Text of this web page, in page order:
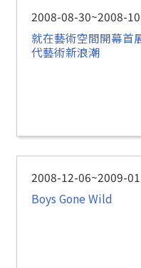
2008-08-30~2008-
就在藝術空間開幕
代藝術新浪潮
2008-12-06~2009-
Boys Gone Wild